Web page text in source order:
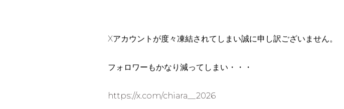
Xアカウントが度々凍結されてしまい誠に申し訳ございません。
フォロワーもかなり減ってしまい・・・
https://x.com/chiara__2026